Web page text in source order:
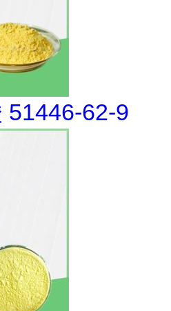
51446-62-9